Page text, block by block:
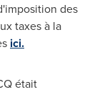
des
taxes à la
ici.
était